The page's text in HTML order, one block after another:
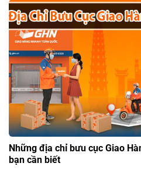
Những địa chỉ bưu cục Giao
bạn cần biết